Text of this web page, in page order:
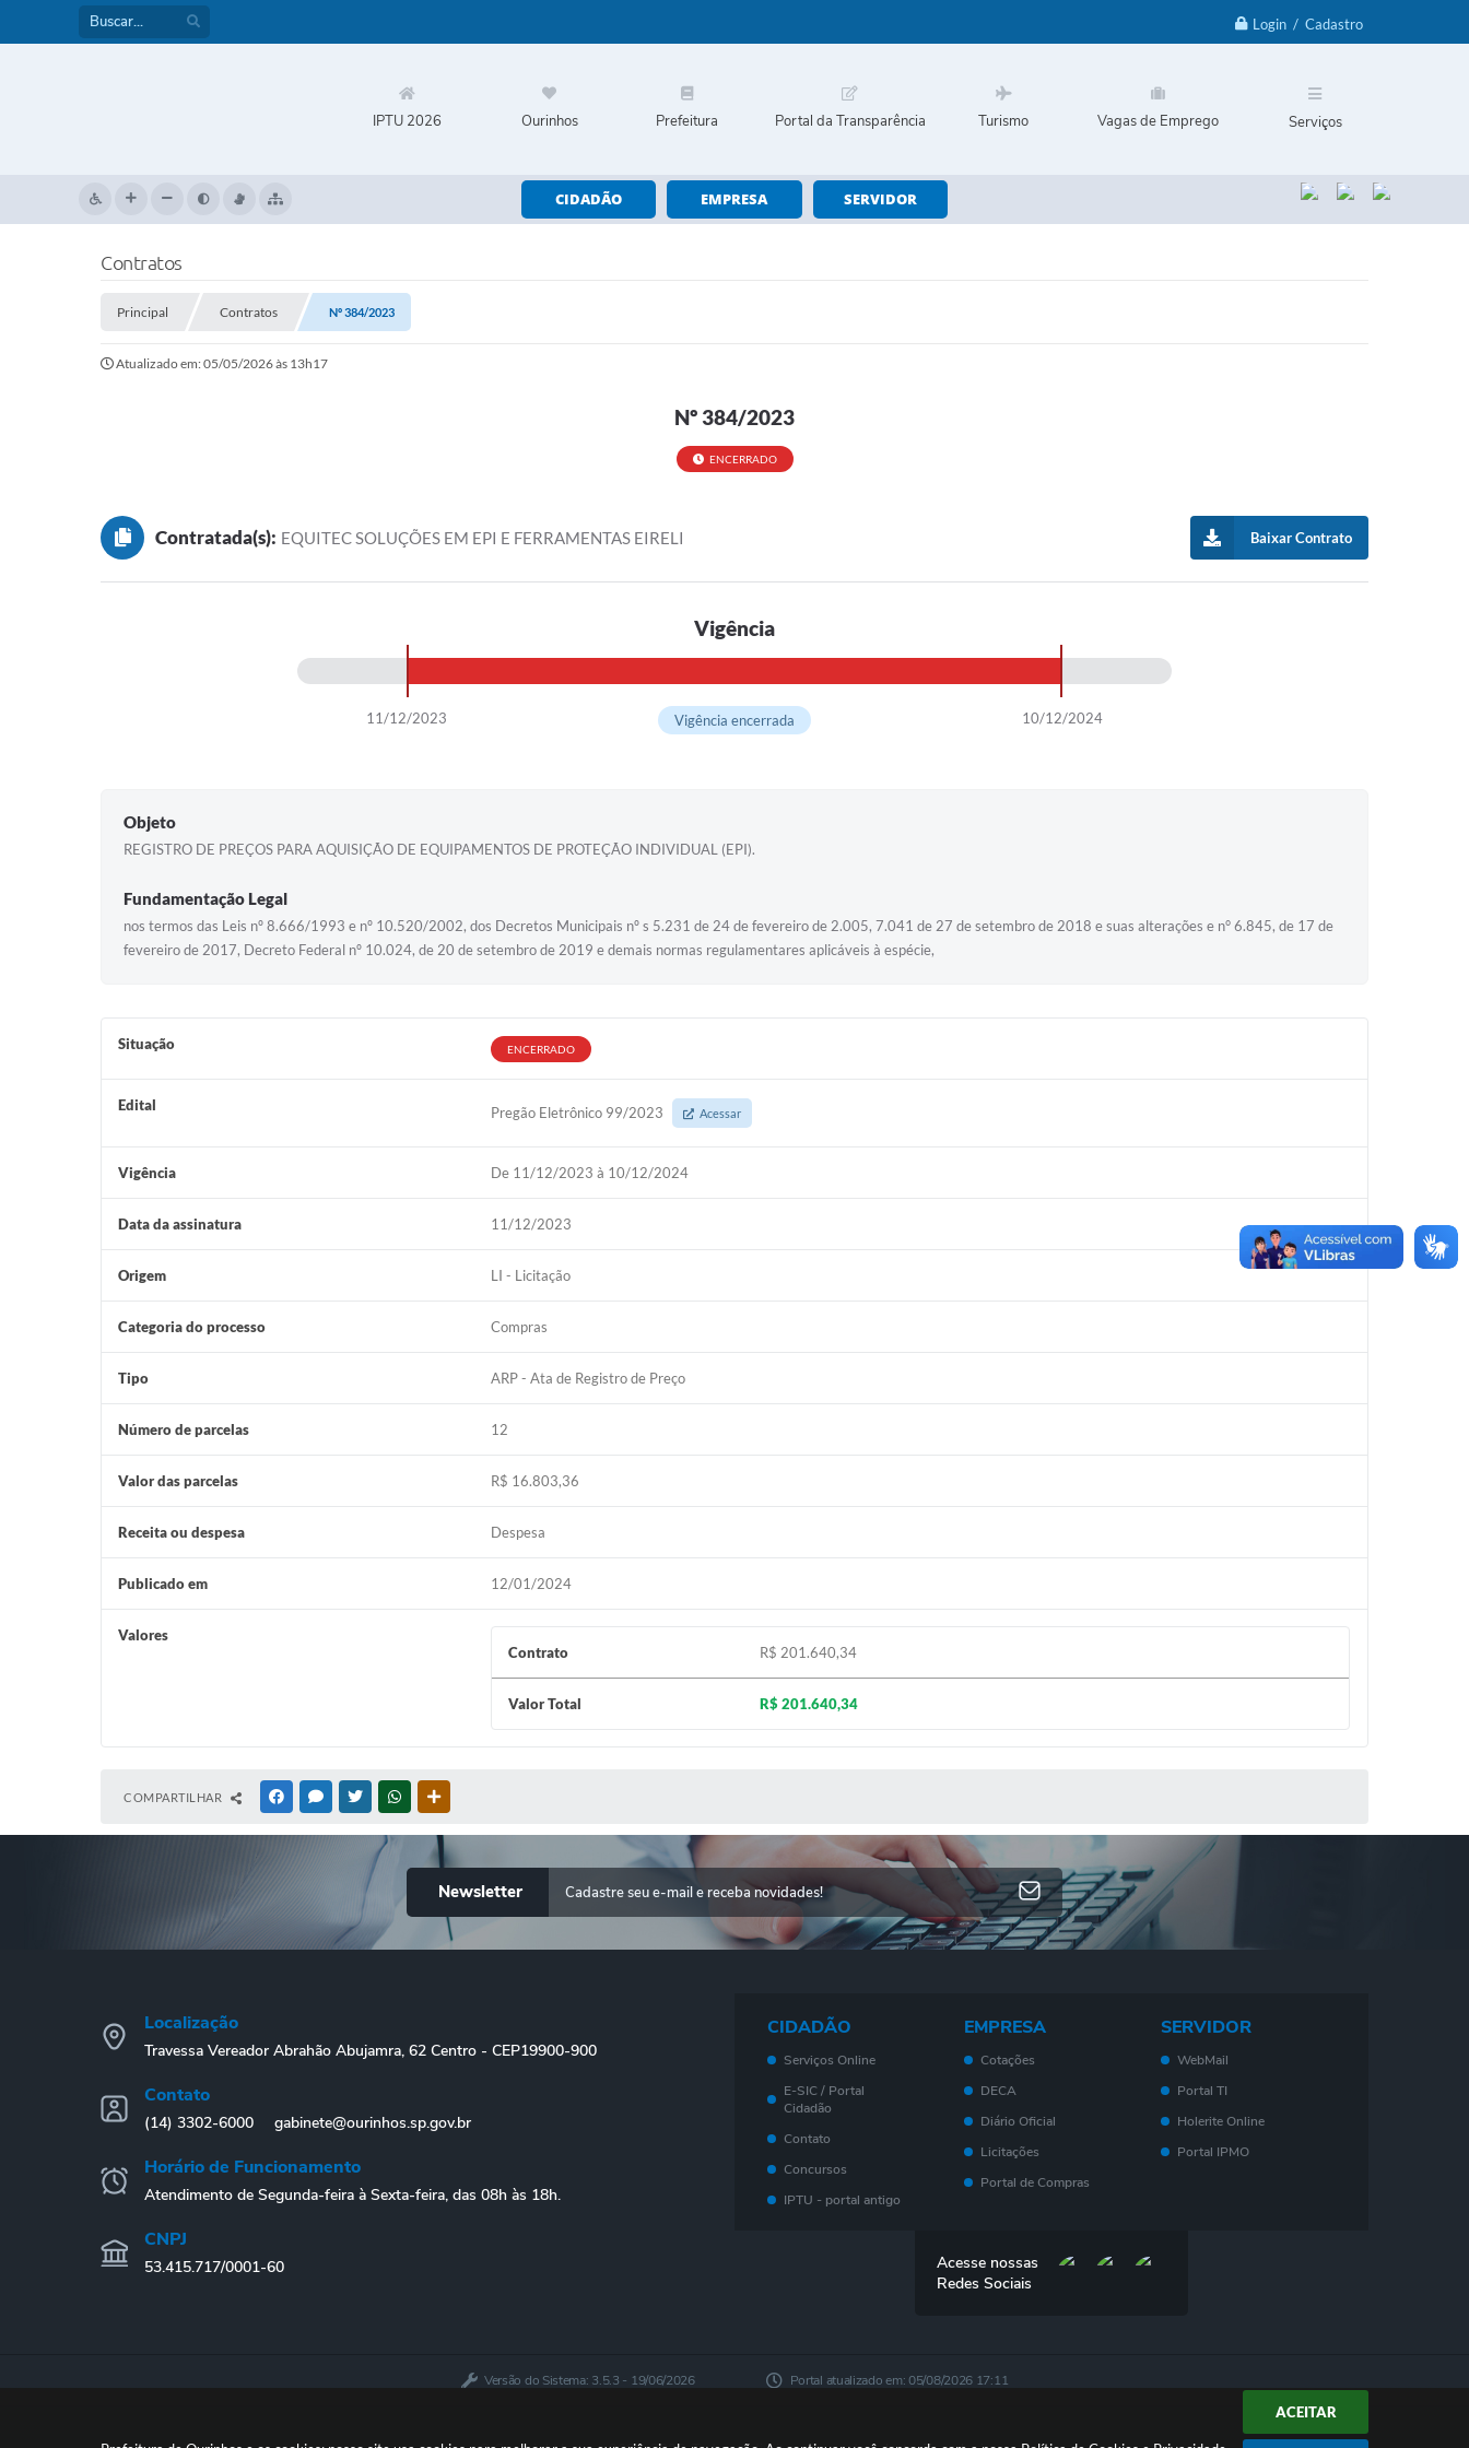
ACEITAR
Login / Cadastro
IPTU 2026 Ourinhos Prefeitura Portal da Transparência Turismo Vagas de Emprego Serviços
CIDADÃO EMPRESA SERVIDOR
Contratos
Principal Contratos Nº 384/2023
Atualizado em: 05/05/2026 às 13h17
Nº 384/2023
ENCERRADO
Contratada(s): EQUITEC SOLUÇÕES EM EPI E FERRAMENTAS EIRELI Baixar Contrato
Vigência
11/12/2023 10/12/2024
Vigência encerrada
Objeto
REGISTRO DE PREÇOS PARA AQUISIÇÃO DE EQUIPAMENTOS DE PROTEÇÃO INDIVIDUAL (EPI).
Fundamentação Legal
nos termos das Leis nº 8.666/1993 e nº 10.520/2002, dos Decretos Municipais nº s 5.231 de 24 de fevereiro de 2.005, 7.041 de 27 de setembro de 2018 e suas alterações e n° 6.845, de 17 de
fevereiro de 2017, Decreto Federal nº 10.024, de 20 de setembro de 2019 e demais normas regulamentares aplicáveis à espécie,
Situação ENCERRADO
Edital Pregão Eletrônico 99/2023 Acessar
Vigência De 11/12/2023 à 10/12/2024
Data da assinatura 11/12/2023
Origem LI - Licitação
Categoria do processo Compras
Tipo ARP - Ata de Registro de Preço
Número de parcelas 12
Valor das parcelas R$ 16.803,36
Receita ou despesa Despesa
Publicado em 12/01/2024
Valores
Contrato
R$ 201.640,34
Valor Total R$ 201.640,34
COMPARTILHAR FACEBOOKMESSENGER
TWITTERWHATSAPP
Newsletter
Localização
Travessa Vereador Abrahão Abujamra, 62 Centro - CEP19900-900
Contato
(14) 3302-6000 gabinete@ourinhos.sp.gov.br
Horário de Funcionamento
Atendimento de Segunda-feira à Sexta-feira, das 08h às 18h.
CNPJ
53.415.717/0001-60
CIDADÃO
Serviços Online
E-SIC / Portal
Cidadão
Contato
Concursos
IPTU - portal antigo
EMPRESA
Cotações
DECA
Diário Oficial
Licitações
Portal de Compras
Eletrônica - NF- e
IPTU
DES-IF
SERVIDOR
WebMail
Portal TI
Holerite Online
Portal IPMO
Acesse nossas
Redes Sociais
Versão do Sistema: 3.5.3 - 19/06/2026 Portal atualizado em:05/08/2026 17:11